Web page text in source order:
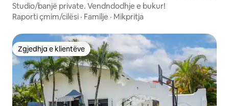
Studio/banjë private. Vendndodhje e bukur!
Raporti çmim/cilësi · Familje · Mikpritja
Zgjedhja e klientëve
Zgjedhja e klientëve